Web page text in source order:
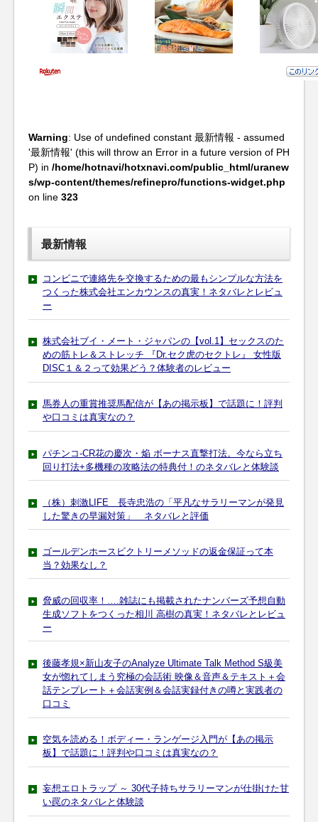
Warning: Use of undefined constant 最新情報 - assumed
'最新情報' (this will throw an Error in a future version of PH
P) in /home/hotnavi/hotxnavi.com/public_html/uranew
s/wp-content/themes/refinepro/functions-widget.php
on line 323
最新情報
コンビニで連絡先を交換するための最もシンプルな方法を
つくった株式会社エンカウンスの真実！ネタバレとレビュ
ー
株式会社ブイ・メート・ジャパンの【vol.1】セックスのた
めの筋トレ＆ストレッチ 『Dr.セク虎のセクトレ』 女性版
DISC１＆２って効果どう？体験者のレビュー
馬券人の重賞推奨馬配信が【あの掲示板】で話題に！評判
や口コミは真実なの？
パチンコ-CR花の慶次・焔 ボーナス直撃打法。今なら立ち
回り打法+多機種の攻略法の特典付！のネタバレと体験談
（株）刺激LIFE 長寺忠浩の「平凡なサラリーマンが発見
した驚きの早漏対策」 ネタバレと評価
ゴールデンホースビクトリーメソッドの返金保証って本
当？効果なし？
脅威の回収率！….雑誌にも掲載されたナンバーズ予想自動
生成ソフトをつくった相川 高樹の真実！ネタバレとレビュ
ー
後藤孝規×新山友子のAnalyze Ultimate Talk Method S級美
女が惚れてしまう究極の会話術 映像＆音声＆テキスト＋会
話テンプレート＋会話実例＆会話実録付きの噂と実践者の
口コミ
空気を読める！ボディー・ランゲージ入門が【あの掲示
板】で話題に！評判や口コミは真実なの？
妄想エロトラップ ～ 30代子持ちサラリーマンが仕掛けた甘
い罠のネタバレと体験談